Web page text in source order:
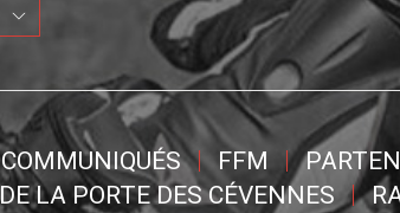
COMMUNIQUÉS FFM
LA PORTE DES CÉVENNES